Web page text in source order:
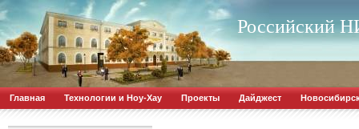
Российский
Главная Технологии и Ноу-Хау Проекты Дайджест